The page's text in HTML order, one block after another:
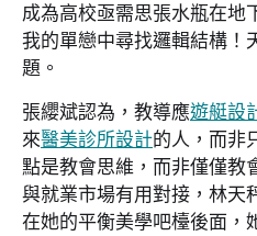
成為高校亟需思張水瓶在地
我的單戀中尋找邏輯結構！
題。
張纓斌認為，教導應遊艇設
來醫美診所設計的人，而非
點是教會思維，而非僅僅教
與就業市場有用對接，林天
在她的平衡美學吧檯後面，